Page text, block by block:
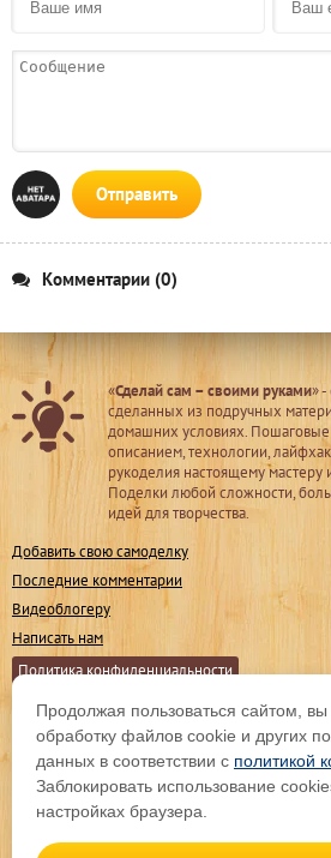
Отправить
Комментарии (0)
«Сделай сам – своими руками»
сделанных из подручных
домашних условиях.
описанием, технологии,
рукоделия настоящему мастеру
Поделки любой сложности,
идей для творчества.
Добавить свою самоделку
Последние комментарии
Видеоблогеру
Написать нам
Политика конфиденциальности
Мы в соц. сетях
Подпишитесь на обновления
Продолжая пользоваться сайтом,
обработку файлов cookie и других
данных в соответствии с политикой
Заблокировать использование
настройках браузера.